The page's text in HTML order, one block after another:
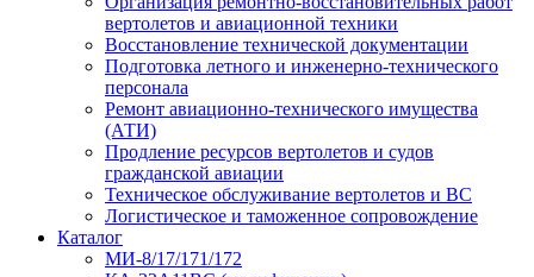
вертолетов и авиационной техники
Восстановление технической документации
Подготовка летного и инженерно-технического
персонала
Ремонт авиационно-технического имущества
(АТИ)
Продление ресурсов вертолетов и судов
гражданской авиации
Техническое обслуживание вертолетов и ВС
Логистическое и таможенное сопровождение
Каталог
МИ-8/17/171/172